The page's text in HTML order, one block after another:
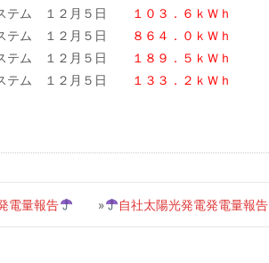
テム １２月５日
１０３．６ｋＷｈ
テム １２月５日
８６４．０ｋＷｈ
テム １２月５日
１８９．５ｋＷｈ
テム １２月５日
１３３．２ｋＷｈ
電量報告 自社太陽光発電発電量報告
»